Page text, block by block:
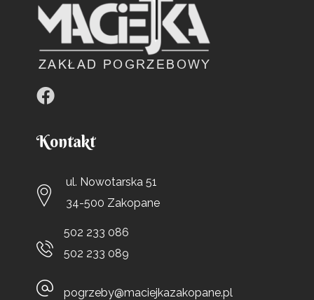
Kontakt
ul. Nowotarska 51
34-500 Zakopane
502 233 086
502 233 089
pogrzeby@maciejkazakopane.pl